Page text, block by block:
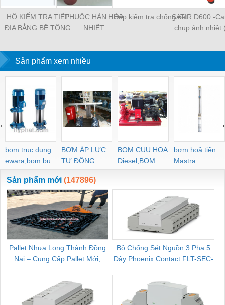
HỐ KIỂM TRA TIẾP
ĐỊA BẰNG BÊ TÔNG
THUỐC HÀN HÓA
NHIỆT
Hộp kiểm tra chống sétSATIR D600 -
chụp ảnh nhiệt
Sản phẩm xem nhiều
bom truc dung
ewara,bom bu
ewara
BƠM ÁP LỰC
TỰ ĐỘNG
BOM CUU HOA
Diesel,BOM
CHUA CHAY
bơm hoả tiển
Mastra
‹ ›
Sản phẩm mới (147896)
Pallet Nhựa Long Thành Đồng
Nai – Cung Cấp Pallet Mới,
Bộ Chống Sét Nguồn 3 Pha 5
Dây Phoenix Contact FLT-SEC-